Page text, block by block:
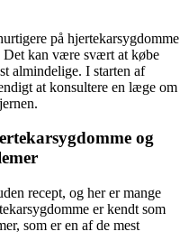
på hjertekarsygdomme
Det kan være svært at købe
almindelige. I starten af
at konsultere en læge om
og
recept, og her er mange
er kendt som
som er en af de mest